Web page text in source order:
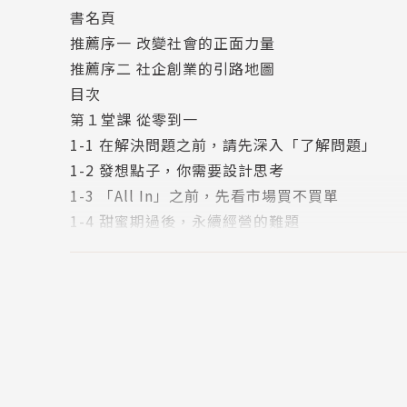
社企流（www.seinsights.asia）於2012年由林
三大業務——「線上網站」分享社會創新資訊、
之社會企業—推廣、連結並支持社會創業（
可以透過知識、交流、與行動的累積，用創新思
書名頁
推薦序一 改變社會的正面力量
推薦序二 社企創業的引路地圖
目次
第１堂課 從零到一
1-1 在解決問題之前，請先深入「了解問題」
1-2 發想點子，你需要設計思考
1-3 「All In」之前，先看市場買不買單
1-4 甜蜜期過後，永續經營的難題